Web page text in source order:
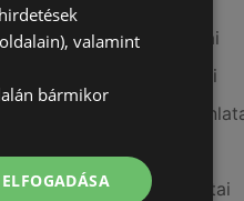
A(z) Metro ajánlatai
A(z) Príma ajánlatai
A(z) Ecofamily
A(z) Reál ajánlatai
A(z) G'Roby ajánlatai
valamint
bármikor
ELFOGADÁSA